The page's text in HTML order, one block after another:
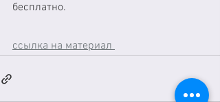
бесплатно.
ссылка на материал